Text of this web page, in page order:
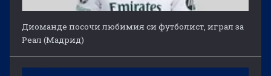
Диоманде посочи любимия си футболист, играл за
Реал (Мадрид)